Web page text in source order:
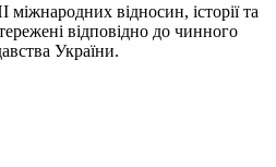
відносин, історії та
відповідно до чинного
України.